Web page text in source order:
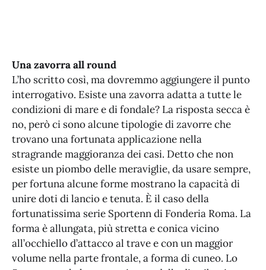
Una zavorra all round
L’ho scritto così, ma dovremmo aggiungere il punto
interrogativo. Esiste una zavorra adatta a tutte le
condizioni di mare e di fondale? La risposta secca è
no, però ci sono alcune tipologie di zavorre che
trovano una fortunata applicazione nella
stragrande maggioranza dei casi. Detto che non
esiste un piombo delle meraviglie, da usare sempre,
per fortuna alcune forme mostrano la capacità di
unire doti di lancio e tenuta. È il caso della
fortunatissima serie Sportenn di Fonderia Roma. La
forma è allungata, più stretta e conica vicino
all’occhiello d’attacco al trave e con un maggior
volume nella parte frontale, a forma di cuneo. Lo